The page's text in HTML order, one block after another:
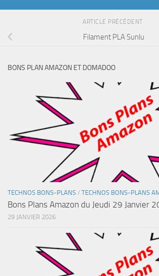
ARTICLE PRÉCÉDENT
Filament PLA Sunlu
BONS PLAN AMAZON ET DOMADOO
TECHNOS BONS-PLANS / TECHNOS BONS-PLANS
Bons Plans Amazon du Jeudi 29 Janvier
29 JANVIER 2026